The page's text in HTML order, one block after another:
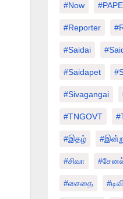
#Now
#Reporter
#saidai
#saidapet
#sivagangai
#TNGOVT
#இதழ்
#சிவா
#சைதை #டிவி